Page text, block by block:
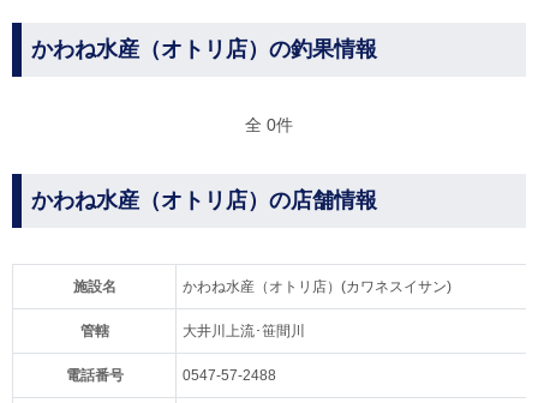
かわね水産（オトリ店）の釣果情報
全 0件
かわね水産（オトリ店）の店舗情報
施設名 かわね水産（オトリ店）(カワネスイサン)
管轄 大井川上流･笹間川
電話番号 0547-57-2488